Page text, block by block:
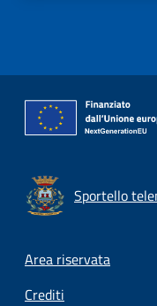
Sportello
Footer menu
Area riservata
Crediti